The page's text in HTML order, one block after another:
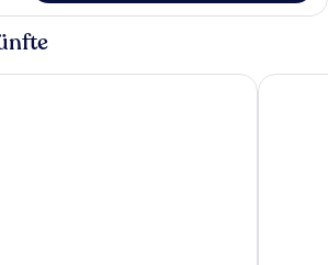
& Leisure, Sure Hotel CollectionThe